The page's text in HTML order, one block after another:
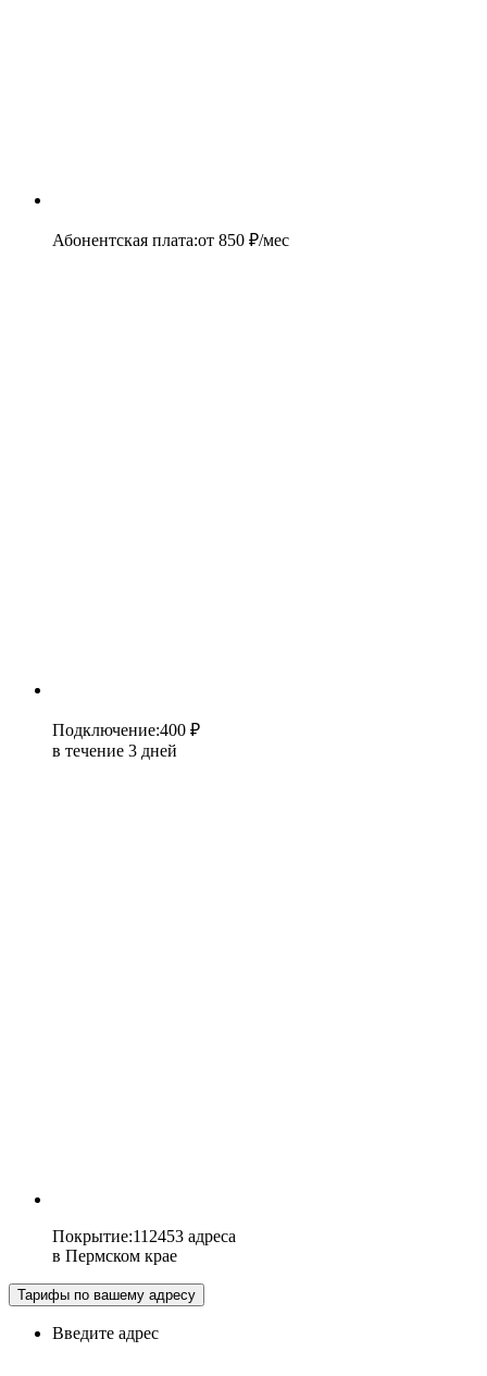
Абонентская плата:от 850 ₽/мес
Подключение:400 ₽
в течение 3 дней
Покрытие:112453 адреса
в Пермском крае
Тарифы по вашему адресу
Введите адрес